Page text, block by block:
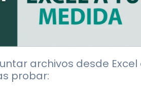
archivos desde Excel
probar: